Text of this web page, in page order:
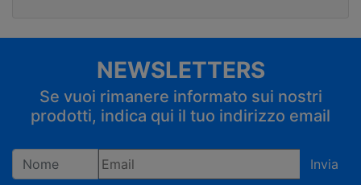
NEWSLETTERS
Se vuoi rimanere informato sui nostri
prodotti, indica qui il tuo indirizzo email
Invia